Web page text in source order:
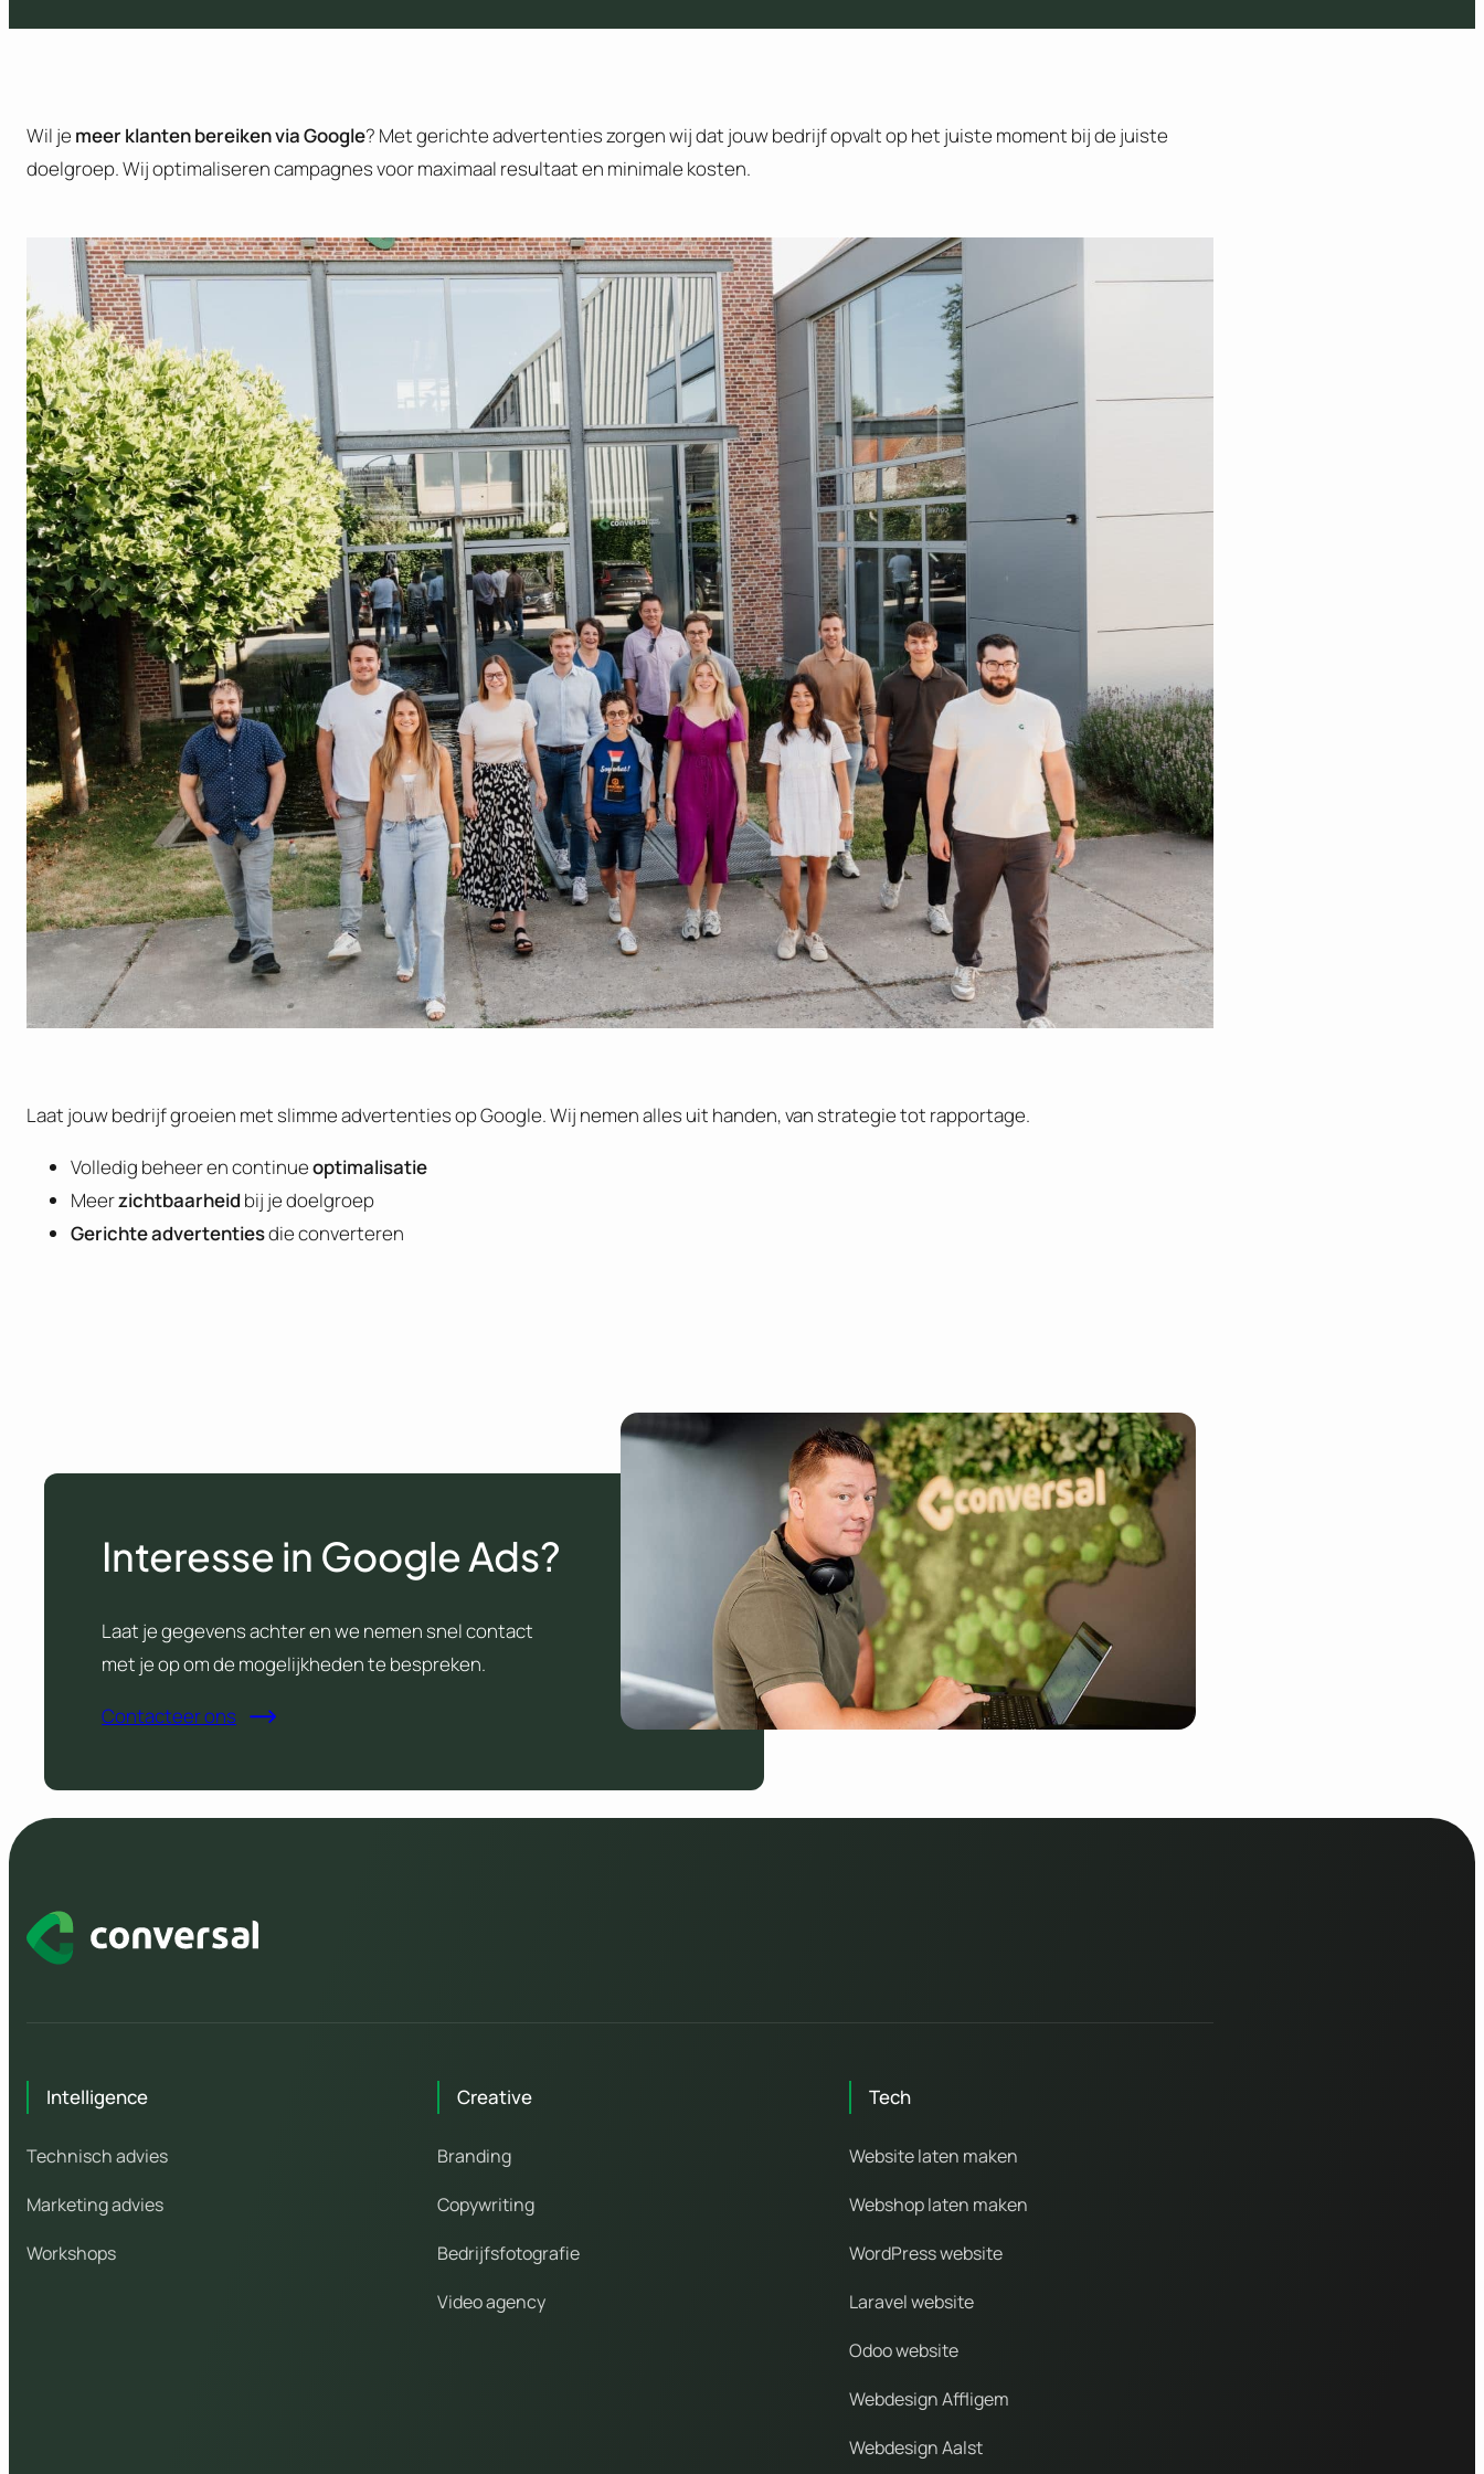
Wil je meer klanten bereiken via Google? Met gerichte advertenties zorgen wij dat jouw bedrijf opvalt op het juiste moment bij de juiste
doelgroep. Wij optimaliseren campagnes voor maximaal resultaat en minimale kosten.
Laat jouw bedrijf groeien met slimme advertenties op Google. Wij nemen alles uit handen, van strategie tot rapportage.
Volledig beheer en continueoptimalisatie
Meerzichtbaarheidbij je doelgroep
Gerichteadvertentiesdie converteren
Interesse in Google Ads?
Laat je gegevens achter en we nemen snel contact
met je op om de mogelijkheden te bespreken.
Contacteer ons
Intelligence
Technisch advies
Marketing advies
Workshops
Creative
Branding
Copywriting
Bedrijfsfotografie
Video agency
Tech
Website laten maken
Webshop laten maken
WordPress website
Laravel website
Odoo website
Webdesign Affligem
Webdesign Aalst